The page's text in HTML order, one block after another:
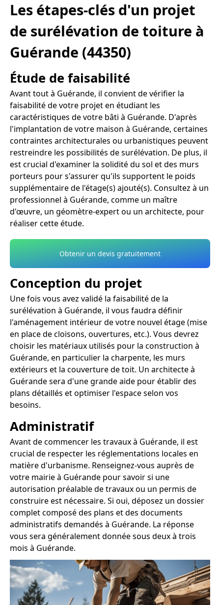
Les étapes-clés d'un projet
de surélévation de toiture à
Guérande (44350)
Étude de faisabilité
Avant tout à Guérande, il convient de vérifier la
faisabilité de votre projet en étudiant les
caractéristiques de votre bâti à Guérande. D'après
l'implantation de votre maison à Guérande, certaines
contraintes architecturales ou urbanistiques peuvent
restreindre les possibilités de surélévation. De plus, il
est crucial d'examiner la solidité du sol et des murs
porteurs pour s'assurer qu'ils supportent le poids
supplémentaire de l'étage(s) ajouté(s). Consultez à un
professionnel à Guérande, comme un maître
d'œuvre, un géomètre-expert ou un architecte, pour
réaliser cette étude.
Obtenir un devis gratuitement
Conception du projet
Une fois vous avez validé la faisabilité de la
surélévation à Guérande, il vous faudra définir
l'aménagement intérieur de votre nouvel étage (mise
en place de cloisons, ouvertures, etc.). Vous devrez
choisir les matériaux utilisés pour la construction à
Guérande, en particulier la charpente, les murs
extérieurs et la couverture de toit. Un architecte à
Guérande sera d'une grande aide pour établir des
plans détaillés et optimiser l'espace selon vos
besoins.
Administratif
Avant de commencer les travaux à Guérande, il est
crucial de respecter les réglementations locales en
matière d'urbanisme. Renseignez-vous auprès de
votre mairie à Guérande pour savoir si une
autorisation préalable de travaux ou un permis de
construire est nécessaire. Si oui, déposez un dossier
complet composé des plans et des documents
administratifs demandés à Guérande. La réponse
vous sera généralement donnée sous deux à trois
mois à Guérande.